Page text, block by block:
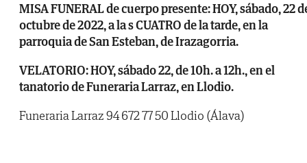
MISA FUNERAL de cuerpo presente: HOY, sábado, 22
octubre de 2022, a la s CUATRO de la tarde, en la
parroquia de San Esteban, de Irazagorria.
VELATORIO: HOY, sábado 22, de 10h. a 12h., en el
tanatorio de Funeraria Larraz, en Llodio.
Funeraria Larraz 94 672 77 50 Llodio (Álava)